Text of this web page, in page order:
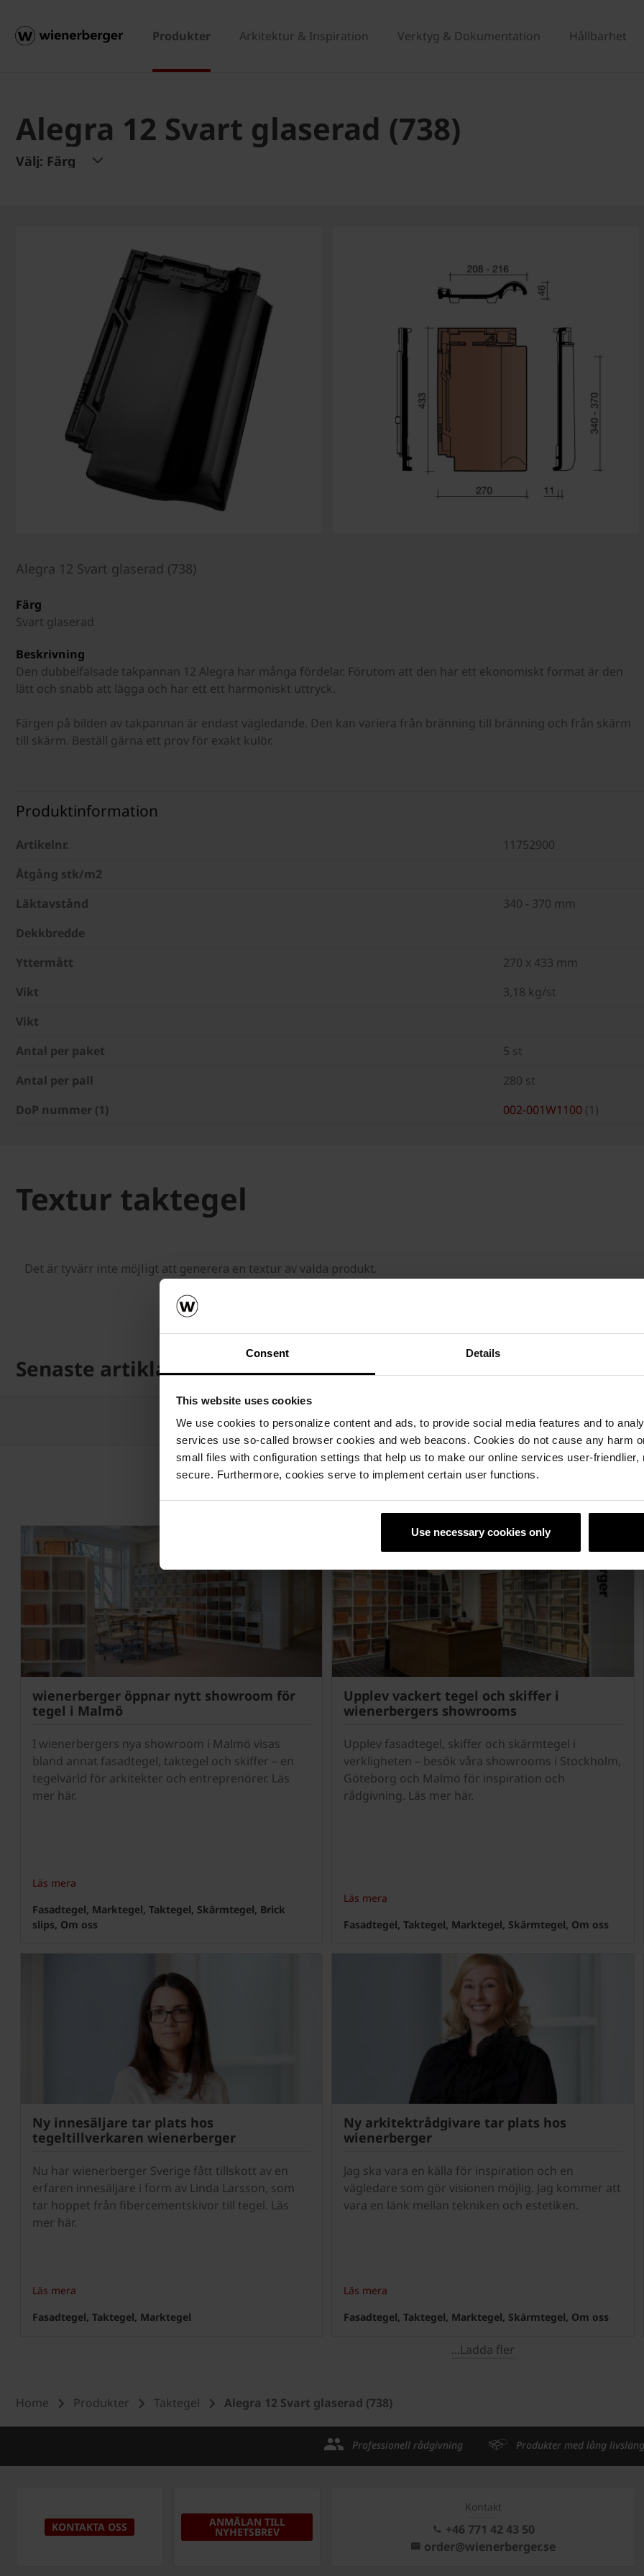
Consent Details
This website uses cookies
We use cookies to personalize content and ads, to provide social media features and to
services use so-called browser cookies and web beacons. Cookies do not cause any harm
small files with configuration settings that help us to make our online services user-friendlier,
secure. Furthermore, cookies serve to implement certain user functions.
Use necessary cookies only
Produkter Arkitektur & Inspiration Verktyg & Dokumentation Hållbarhet
Alegra 12 Svart glaserad (738)
Välj: Färg
Alegra 12 Svart glaserad (738)
Färg
Svart glaserad
Beskrivning
Den dubbelfalsade takpannan 12 Alegra har många fördelar. Förutom att den har ett ekonomiskt format är den
lätt och snabb att lägga och har ett ett harmoniskt uttryck.
Färgen på bilden av takpannan är endast vägledande. Den kan variera från bränning till bränning och från skärm
till skärm. Beställ gärna ett prov för exakt kulör.
Produktinformation
Artikelnr.
11752900
Åtgång stk/m2
Läktavstånd
340 - 370 mm
Dekkbredde
Yttermått
270 x 433 mm
Vikt
3,18 kg/st
Vikt
Antal per paket
5 st
Antal per pall
280 st
DoP nummer (1)
002-001W1100 (1)
Textur taktegel
Senaste artiklarna
wienerberger öppnar nytt showroom för
tegel i Malmö
I wienerbergers nya showroom i Malmö visas
bland annat fasadtegel, taktegel och skiffer – en
tegelvärld för arkitekter och entreprenörer. Läs
mer här.
Läs mera
Fasadtegel, Marktegel, Taktegel, Skärmtegel, Brick
slips, Om oss
Upplev vackert tegel och skiffer i
wienerbergers showrooms
Upplev fasadtegel, skiffer och skärmtegel i
verkligheten – besök våra showrooms i Stockholm,
Göteborg och Malmö för inspiration och
rådgivning. Läs mer här.
Läs mera
Fasadtegel, Taktegel, Marktegel, Skärmtegel, Om oss
Ny innesäljare tar plats hos
tegeltillverkaren wienerberger
Nu har wienerberger Sverige fått tillskott av en
erfaren innesäljare i form av Linda Larsson, som
tar hoppet från fibercementskivor till tegel. Läs
mer här.
Läs mera
Fasadtegel, Taktegel, Marktegel
Ny arkitektrådgivare tar plats hos
wienerberger
Jag ska vara en källa för inspiration och en
vägledare som gör visionen möjlig. Jag kommer att
vara en länk mellan tekniken och estetiken.
Läs mera
Fasadtegel, Taktegel, Marktegel, Skärmtegel, Om oss
...Ladda fler
Home Produkter Taktegel Alegra 12 Svart glaserad (738)
Professionell rådgivning Produkter med lång
KONTAKTA OSS ANMÄLAN TILL
NYHETSBREV
Kontakt
+46 771 42 43 50
order@wienerberger.se